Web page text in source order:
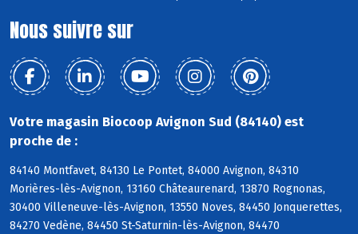
Nous suivre sur
Votre magasin Biocoop Avignon Sud (84140) est
proche de :
84140 Montfavet, 84130 Le Pontet, 84000 Avignon, 84310
Morières-lès-Avignon, 13160 Châteaurenard, 13870 Rognonas,
30400 Villeneuve-lès-Avignon, 13550 Noves, 84450 Jonquerettes,
84270 Vedène, 84450 St-Saturnin-lès-Avignon, 84470